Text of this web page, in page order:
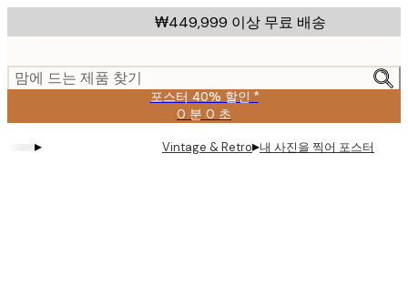
to
content.
₩449,999 이상 무료 배송
맘에 드는 제품 찾기
포스터 40% 할인 *
0 분 0 초
유
효
날
▸ Vintage & Retro▸내 사진을 찍어 포스터